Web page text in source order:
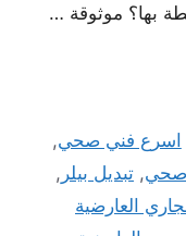
بها؟ موثوقة …
اسرع فني صحي,
صحي, تبديل بيلر ,
العارضية